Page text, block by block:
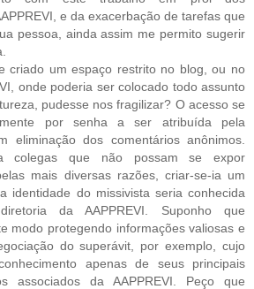
e da exacerbação de tarefas que
pessoa, ainda assim me permito sugerir
criado um espaço restrito no blog, ou no
onde poderia ser colocado todo assunto
pudesse nos fragilizar? O acesso se
por senha a ser atribuída pela
eliminação dos comentários anônimos.
colegas que não possam se expor
mais diversas razões, criar-se-ia um
identidade do missivista seria conhecida
da AAPPREVI. Suponho que
modo protegendo informações valiosas e
do superávit, por exemplo, cujo
apenas de seus principais
associados da AAPPREVI. Peço que